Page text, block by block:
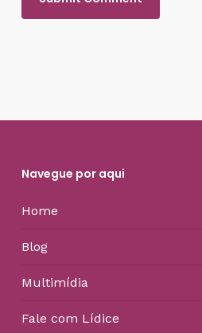
Navegue por aqui
Home
Blog
Multimídia
Fale com Lídice